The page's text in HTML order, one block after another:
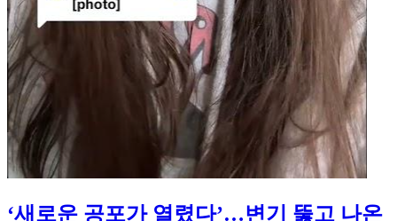
‘새로운 공포가 열렸다’…변기 뚫고 나온